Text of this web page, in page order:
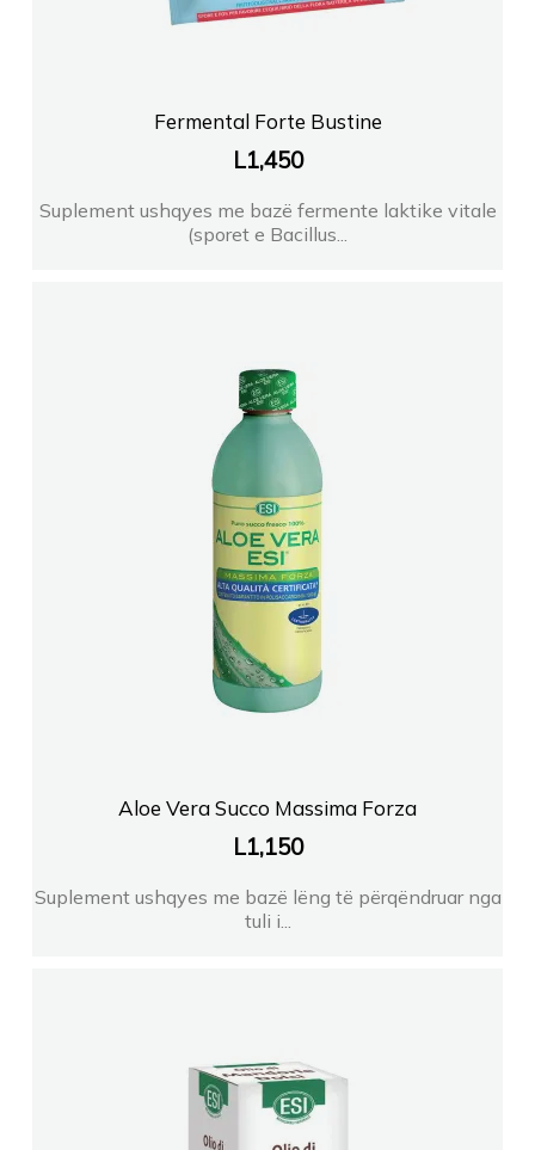
Fermental Forte Bustine
L1,450
Suplement ushqyes me bazë fermente laktike vitale
(sporet e Bacillus...
Aloe Vera Succo Massima Forza
L1,150
Suplement ushqyes me bazë lëng të përqëndruar nga
tuli i...